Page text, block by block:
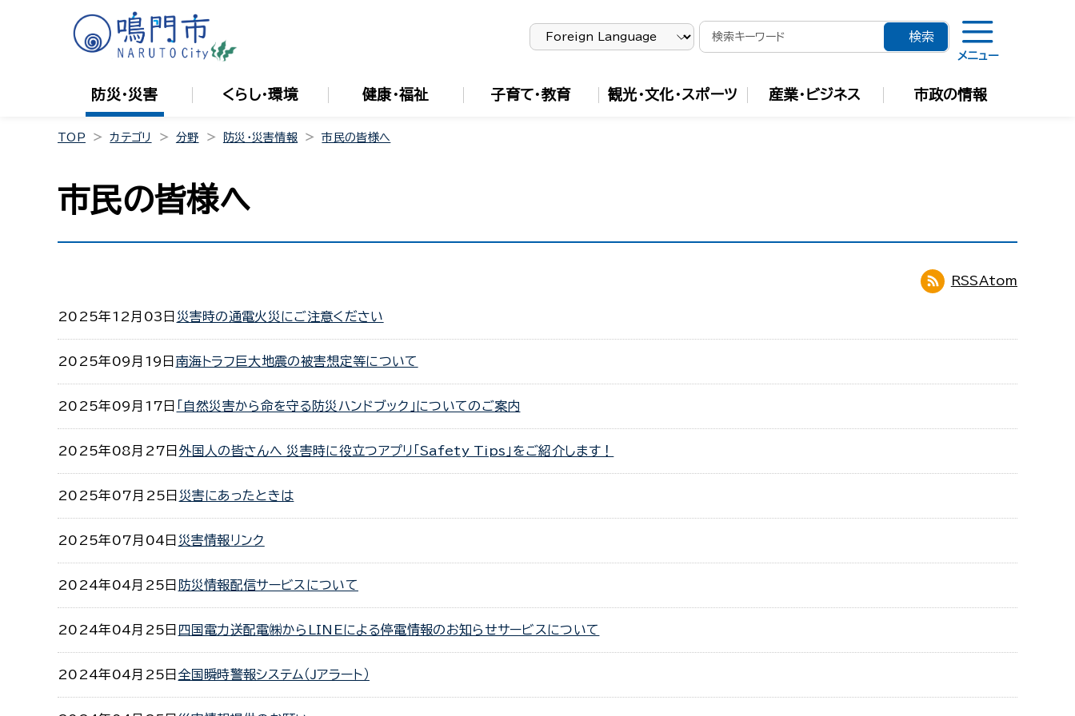
メニュー
防災・災害 くらし・環境 健康・福祉 子育て・教育 観光・文化・スポーツ 産業・ビジネス 市政の情報
TOP カテゴリ 分野 防災・災害情報 市民の皆様へ
市民の皆様へ
RSSAtom
2025年12月03日 災害時の通電火災にご注意ください
2025年09月19日 南海トラフ巨大地震の被害想定等について
2025年09月17日 「自然災害から命を守る防災ハンドブック」についてのご案内
2025年08月27日 外国人の皆さんへ 災害時に役立つアプリ「Safety Tips」をご紹介します！
2025年07月25日 災害にあったときは
2025年07月04日 災害情報リンク
2024年04月25日 防災情報配信サービスについて
2024年04月25日 四国電力送配電㈱からLINEによる停電情報のお知らせサービスについて
2024年04月25日 全国瞬時警報システム（Jアラート）